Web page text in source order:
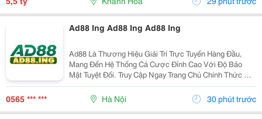
Ad88 Ing Ad88 Ing Ad88 Ing
Ad88 Là Thương Hiệu Giải Trí Trực Tuyến Hàng Đầu,
Mang Đến Hệ Thống Cá Cược Đỉnh Cao Với Độ Bảo
Mật Tuyệt Đối. Truy Cập Ngay Trang Chủ Chính Thức Để
Trải Nghiệm Kho Game Đa Dạng, Tỷ Lệ Đổi Thưởng
Cực Khủng Cùng Hàng Ngàn Ưu Đãi Hấp Dẫn Mỗi Ngày.
0565 *** *** Hà Nội 30 phút trước